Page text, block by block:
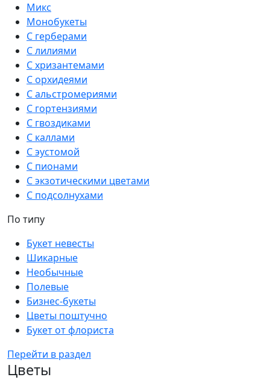
Микс
Монобукеты
С герберами
С лилиями
С хризантемами
С орхидеями
С альстромериями
С гортензиями
С гвоздиками
С каллами
С эустомой
С пионами
С экзотическими цветами
С подсолнухами
По типу
Букет невесты
Шикарные
Необычные
Полевые
Бизнес-букеты
Цветы поштучно
Букет от флориста
Перейти в раздел
Цветы